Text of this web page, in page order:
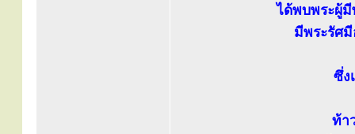
ได้พบพระผู้
มีพระรัศ
ซึ่ง
ท้า